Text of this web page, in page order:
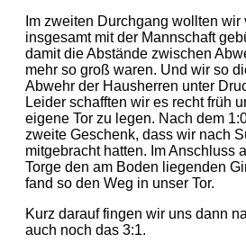
Im zweiten Durchgang wollten wir
insgesamt mit der Mannschaft
damit die Abstände zwischen
mehr so groß waren. Und wir so
Abwehr der Hausherren unter
Leider schafften wir es recht früh
eigene Tor zu legen. Nach dem
zweite Geschenk, dass wir nach
mitgebracht hatten. Im Anschluss
Torge den am Boden liegenden
fand so den Weg in unser Tor.
Kurz darauf fingen wir uns dann
auch noch das 3:1.